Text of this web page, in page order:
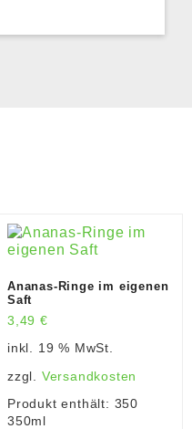
Ananas-Ringe im eigenen
Saft
3,49 €
inkl. 19 % MwSt.
zzgl. Versandkosten
Produkt enthält: 350
350ml